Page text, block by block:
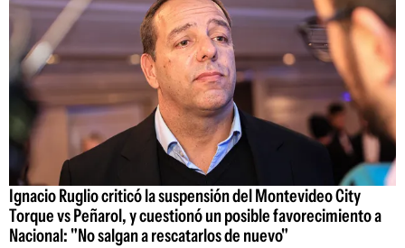
Ignacio Ruglio criticó la suspensión del Montevideo City
Torque vs Peñarol, y cuestionó un posible favorecimiento a
Nacional: "No salgan a rescatarlos de nuevo"